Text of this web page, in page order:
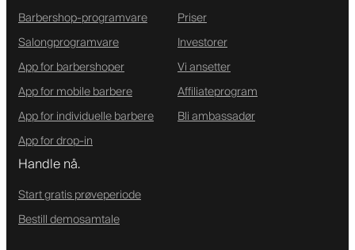
Barbershop-programvare
Salongprogramvare
App for barbershoper
App for mobile barbere
App for individuelle barbere
App for drop-in
Priser
Investorer
Vi ansetter
Affiliateprogram
Bli ambassadør
Handle nå.
Start gratis prøveperiode
Bestill demosamtale